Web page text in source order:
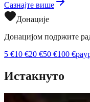
Сазнајте више
Донације
Донацијом подржите
5 €10 €20 €50 €100 €
Истакнуто